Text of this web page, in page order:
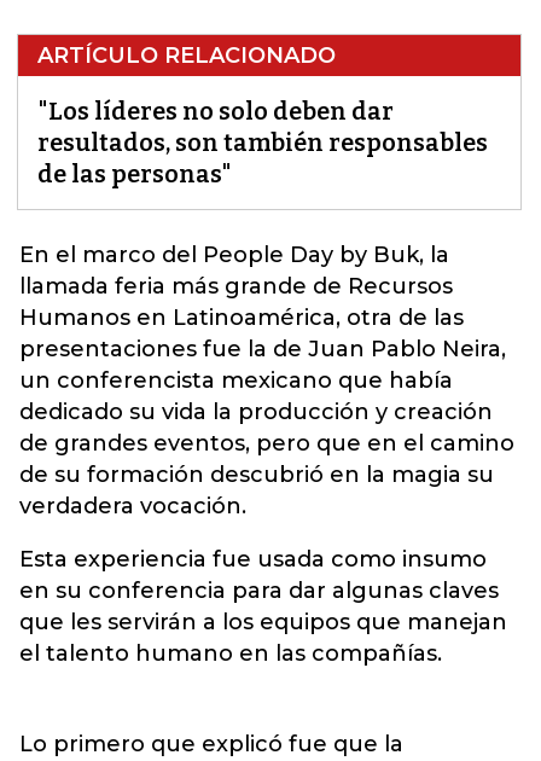
ARTÍCULO RELACIONADO
"Los líderes no solo deben dar
resultados, son también responsables
de las personas"
En el marco del People Day by Buk, la
llamada feria más grande de Recursos
Humanos en Latinoamérica, otra de las
presentaciones fue la de Juan Pablo Neira,
un conferencista mexicano que había
dedicado su vida la producción y creación
de grandes eventos, pero que en el camino
de su formación descubrió en la magia su
verdadera vocación.
Esta experiencia fue usada como insumo
en su conferencia para dar algunas claves
que les servirán a los equipos que manejan
el talento humano en las compañías.
Lo primero que explicó fue que la